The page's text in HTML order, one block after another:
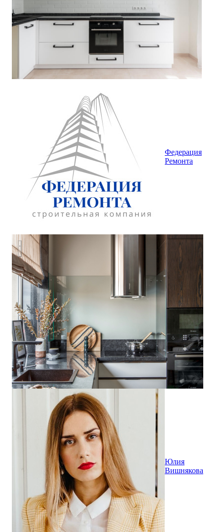
Федерация
Ремонта
Квартира на Силовой, Самара
Юлия
Вишнякова